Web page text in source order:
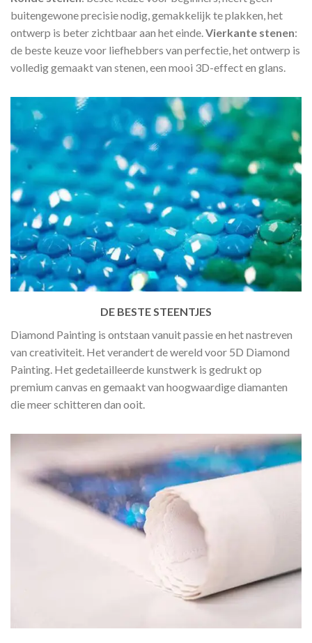
buitengewone precisie nodig, gemakkelijk te plakken, het
ontwerp is beter zichtbaar aan het einde.Vierkante stenen:
de beste keuze voor liefhebbers van perfectie, het ontwerp is
volledig gemaakt van stenen, een mooi 3D-effect en glans.
DE BESTE STEENTJES
Diamond Painting is ontstaan vanuit passie en het nastreven
van creativiteit. Het verandert de wereld voor 5D Diamond
Painting. Het gedetailleerde kunstwerk is gedrukt op
premium canvas en gemaakt van hoogwaardige diamanten
die meer schitteren dan ooit.